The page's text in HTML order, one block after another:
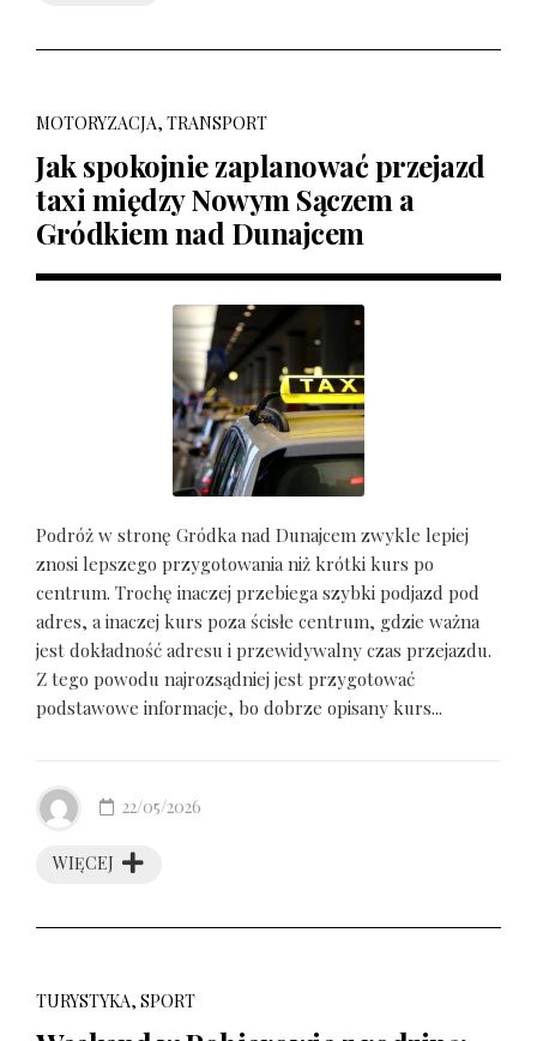
MOTORYZACJA, TRANSPORT
Jak spokojnie zaplanować przejazd
taxi między Nowym Sączem a
Gródkiem nad Dunajcem
Podróż w stronę Gródka nad Dunajcem zwykle lepiej
znosi lepszego przygotowania niż krótki kurs po
centrum. Trochę inaczej przebiega szybki podjazd pod
adres, a inaczej kurs poza ścisłe centrum, gdzie ważna
jest dokładność adresu i przewidywalny czas przejazdu.
Z tego powodu najrozsądniej jest przygotować
podstawowe informacje, bo dobrze opisany kurs...
WIĘCEJ
22/05/2026
TURYSTYKA, SPORT